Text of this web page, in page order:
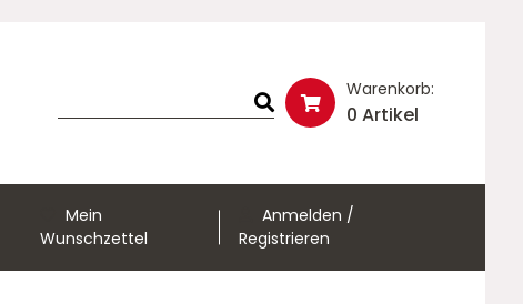
Warenkorb:
0 Artikel
Mein
Wunschzettel
Anmelden /
Registrieren